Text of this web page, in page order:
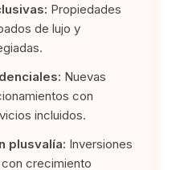
Propiedades
de lujo y
Nuevas
con
incluidos.
plusvalía: Inversiones
crecimiento